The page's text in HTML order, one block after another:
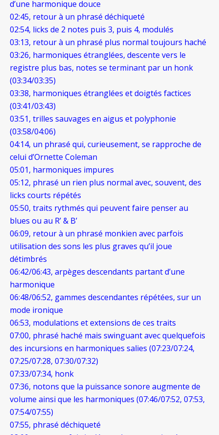
d’une harmonique douce
02:45, retour à un phrasé déchiqueté
02:54, licks de 2 notes puis 3, puis 4, modulés
03:13, retour à un phrasé plus normal toujours haché
03:26, harmoniques étranglées, descente vers le
registre plus bas, notes se terminant par un honk
(03:34/03:35)
03:38, harmoniques étranglées et doigtés factices
(03:41/03:43)
03:51, trilles sauvages en aigus et polyphonie
(03:58/04:06)
04:14, un phrasé qui, curieusement, se rapproche de
celui d’Ornette Coleman
05:01, harmoniques impures
05:12, phrasé un rien plus normal avec, souvent, des
licks courts répétés
05:50, traits rythmés qui peuvent faire penser au
blues ou au R’ & B’
06:09, retour à un phrasé monkien avec parfois
utilisation des sons les plus graves qu’il joue
détimbrés
06:42/06:43, arpèges descendants partant d’une
harmonique
06:48/06:52, gammes descendantes répétées, sur un
mode ironique
06:53, modulations et extensions de ces traits
07:00, phrasé haché mais swinguant avec quelquefois
des incursions en harmoniques salies (07:23/07:24,
07:25/07:28, 07:30/07:32)
07:33/07:34, honk
07:36, notons que la puissance sonore augmente de
volume ainsi que les harmoniques (07:46/07:52, 07:53,
07:54/07:55)
07:55, phrasé déchiqueté